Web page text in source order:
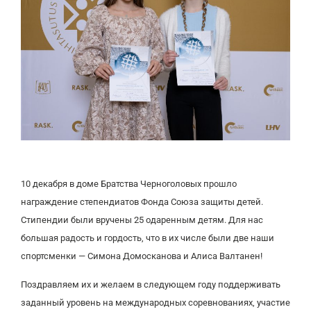
10 декабря в доме Братства Черноголовых прошло
награждение степендиатов Фонда Союза защиты детей.
Стипендии были вручены 25 одаренным детям. Для нас
большая радость и гордость, что в их числе были две наши
спортсменки — Симона Домосканова и Алиса Валтанен!
Поздравляем их и желаем в следующем году поддерживать
заданный уровень на международных соревнованиях, участие